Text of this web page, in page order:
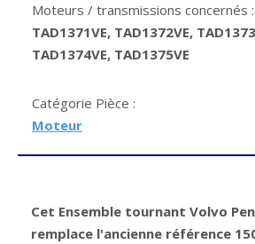
Moteurs / transmissions concernés :
TAD1371VE, TAD1372VE,
TAD1374VE, TAD1375VE
Catégorie Pièce :
Moteur
Cet Ensemble tournant Volvo
remplace l'ancienne référence